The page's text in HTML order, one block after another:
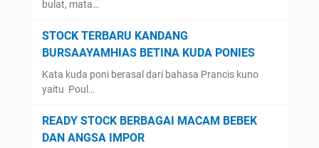
bulat, mata…
STOCK TERBARU KANDANG
BURSAAYAMHIAS BETINA KUDA PONIES
Kata kuda poni berasal dari bahasa Prancis kuno
yaitu Poul…
READY STOCK BERBAGAI MACAM BEBEK
DAN ANGSA IMPOR